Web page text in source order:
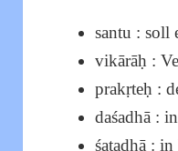
santu : soll
vikārāḥ :
prakṛteḥ :
daśadhā :
śatadhā :